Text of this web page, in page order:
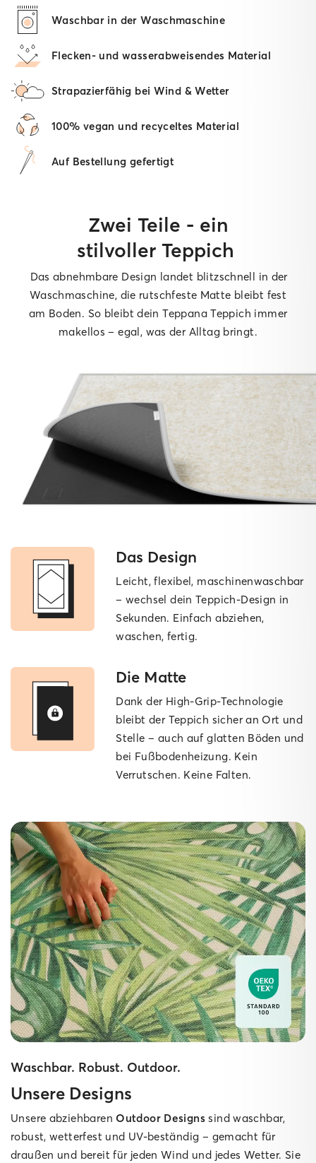
Waschbar in der Waschmaschine
Flecken- und wasserabweisendes Material
Strapazierfähig bei Wind & Wetter
100% vegan und recyceltes Material
Auf Bestellung gefertigt
Zwei Teile - ein
stilvoller Teppich
Das abnehmbare Design landet blitzschnell in der
Waschmaschine, die rutschfeste Matte bleibt fest
am Boden. So bleibt dein Teppana Teppich immer
makellos – egal, was der Alltag bringt.
Das Design
Leicht, flexibel, maschinen­waschbar
– wechsel dein Teppich-Design in
Sekunden. Einfach abziehen,
waschen, fertig.
Die Matte
Dank der High-Grip-Technologie
bleibt der Teppich sicher an Ort und
Stelle – auch auf glatten Böden und
bei Fußbodenheizung. Kein
Verrutschen. Keine Falten.
Waschbar. Robust. Outdoor.
Unsere Designs
Unsere abziehbarenOutdoor Designs sind waschbar,
robust, wetterfest und UV-beständig – gemacht für
draußen und bereit für jeden Wind und jedes Wetter. Sie